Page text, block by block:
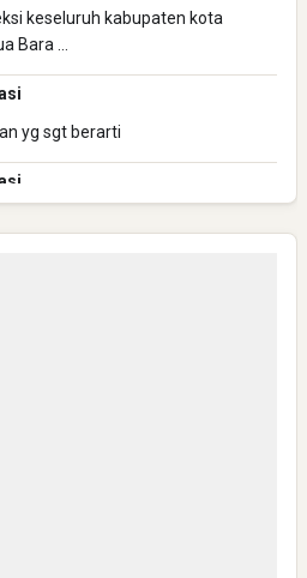
keseluruh kabupaten kota
Bara …
yg sgt berarti